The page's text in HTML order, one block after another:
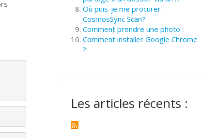
Où puis-je me procurer
CosmosSync Scan?
Comment prendre une photo :
Comment installer Google Chrome
?
Les articles récents :